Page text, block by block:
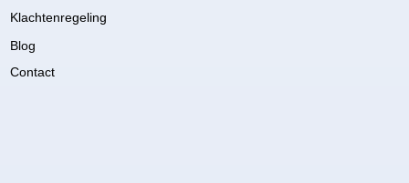
Klachtenregeling
Blog
Contact